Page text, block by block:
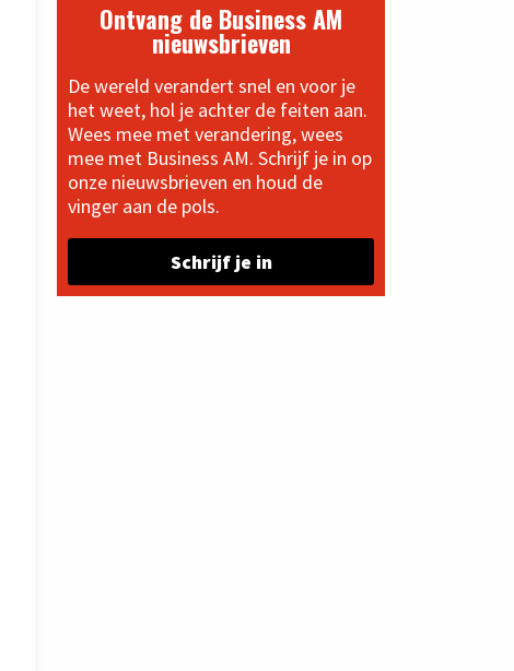
Ontvang de Business AM
nieuwsbrieven
De wereld verandert snel en voor je
het weet, hol je achter de feiten aan.
Wees mee met verandering, wees
mee met Business AM. Schrijf je in op
onze nieuwsbrieven en houd de
vinger aan de pols.
Schrijf je in